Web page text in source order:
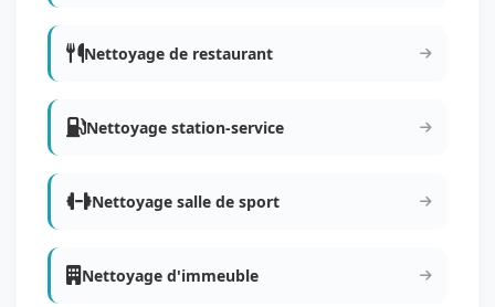
Nettoyage de restaurant
Nettoyage station-service
Nettoyage salle de sport
Nettoyage d'immeuble